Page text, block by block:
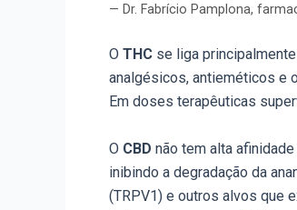
— Dr. Fabrício Pamplona,
O THC se liga
analgésicos, antieméticos e
Em doses terapêuticas
O CBD não tem alta
inibindo a degradação da
(TRPV1) e outros alvos que